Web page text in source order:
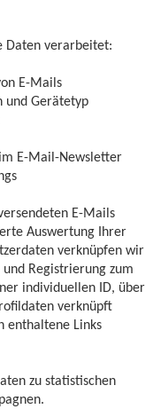
Daten verarbeitet:
E-Mails
und Gerätetyp
im E-Mail-Newsletter
E-Mails
Auswertung Ihrer
verknüpfen wir
Registrierung zum
individuellen ID, über
verknüpft
enthaltene Links
zu statistischen